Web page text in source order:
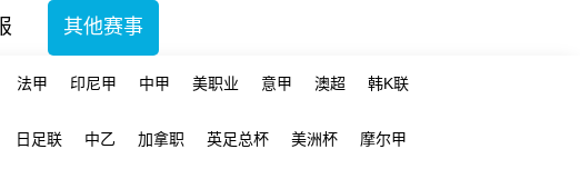
其他赛事
法甲 印尼甲 中甲 美职业 意甲 澳超 韩K联
日足联 中乙 加拿职 英足总杯 美洲杯 摩尔甲